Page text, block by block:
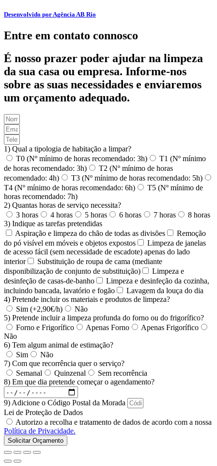
Desenvolvido por Agência AB Rio
Entre em contato connosco
É nosso prazer poder ajudar na limpeza
da sua casa ou empresa. Informe-nos
sobre as suas necessidades e enviaremos
um orçamento adequado.
1) Qual a tipologia de habitação a limpar?
T0 (Nº mínimo de horas recomendado: 3h)
T1 (Nº mínimo
de horas recomendado: 3h)
T2 (Nº mínimo de horas
recomendado: 4h)
T3 (Nº mínimo de horas recomendado: 5h)
T4 (Nº mínimo de horas recomendado: 6h)
T5 (Nº mínimo de
horas recomendado: 7h)
2) Quantas horas de serviço necessita?
3 horas
4 horas 5 horas 6 horas 7 horas
8 horas
3) Indique as tarefas pretendidas
Aspiração e limpeza do chão de todas as divisões
Remoção
do pó visível em móveis e objetos expostos
Limpeza de janelas
de acesso fácil (sem necessidade de escadote) apenas do lado
interior
Substituição de roupa de cama (mediante
disponibilização de conjunto de substituição)
Limpeza e
desinfeção de casas-de-banho
Limpeza e desinfeção da cozinha,
incluindo bancada, lavatório e fogão
Lavagem da louça do dia
4) Pretende incluir os materiais e produtos de limpeza?
Sim (+2,90€/h)
Não
5) Pretende incluir a limpeza profunda do forno ou do frigorífico?
Forno e Frigorífico
Apenas Forno
Apenas Frigorífico
Não
6) Tem algum animal de estimação?
Sim
Não
7) Com que recorrência quer o serviço?
Semanal
Quinzenal
Sem recorrência
8) Em que dia pretende começar o agendamento?
9) Adicione o Código Postal da Morada
Lei de Proteção de Dados
Autorizo a recolha e tratamento de dados de acordo com a nossa
Política de Privacidade.
Solicitar Orçamento